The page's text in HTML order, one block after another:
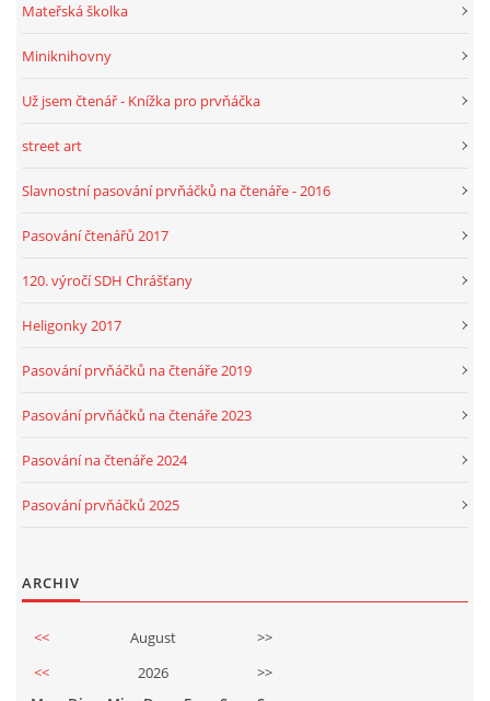
Mateřská školka
Miniknihovny
Už jsem čtenář - Knížka pro prvňáčka
street art
Slavnostní pasování prvňáčků na čtenáře - 2016
Pasování čtenářů 2017
120. výročí SDH Chrášťany
Heligonky 2017
Pasování prvňáčků na čtenáře 2019
Pasování prvňáčků na čtenáře 2023
Pasování na čtenáře 2024
Pasování prvňáčků 2025
ARCHIV
<< August
>>
<<
2026
>>